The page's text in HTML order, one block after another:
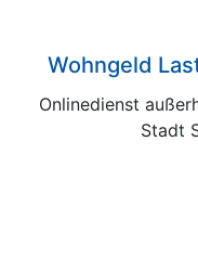
Wohngeld
Onlinedienst
Stadt